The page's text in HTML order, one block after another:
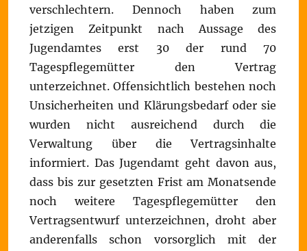
verschlechtern. Dennoch haben zum
jetzigen Zeitpunkt nach Aussage des
Jugendamtes erst 30 der rund 70
Tagespflegemütter den Vertrag
unterzeichnet. Offensichtlich bestehen noch
Unsicherheiten und Klärungsbedarf oder sie
wurden nicht ausreichend durch die
Verwaltung über die Vertragsinhalte
informiert. Das Jugendamt geht davon aus,
dass bis zur gesetzten Frist am Monatsende
noch weitere Tagespflegemütter den
Vertragsentwurf unterzeichnen, droht aber
anderenfalls schon vorsorglich mit der